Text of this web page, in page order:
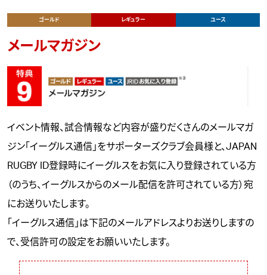
ゴールド レギュラー ユース
メールマガジン
イベント情報、試合情報など内容が盛りだくさんのメールマガ
ジン「イーグルス通信」をサポーターズクラブ会員様と、JAPAN
RUGBY ID登録時にイーグルスをお気に入り登録されている方
（のうち、イーグルスからのメール配信を許可されている方）宛
にお送りいたします。
「イーグルス通信」は下記のメールアドレスよりお送りしますの
で、受信許可の設定をお願いいたします。